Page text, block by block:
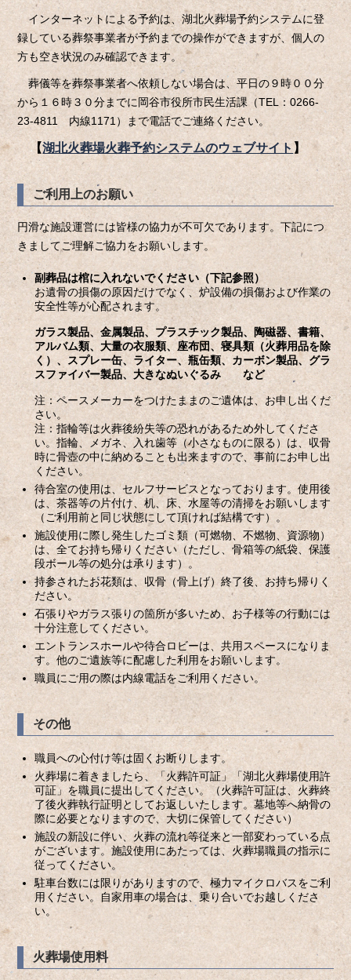
インターネットによる予約は、湖北火葬場予約システムに登
録している葬祭事業者が予約までの操作ができますが、個人の
方も空き状況のみ確認できます。
葬儀等を葬祭事業者へ依頼しない場合は、平日の９時００分
から１６時３０分までに岡谷市役所市民生活課（TEL：0266-
23-4811 内線1171）まで電話でご連絡ください。
【湖北火葬場火葬予約システムのウェブサイト】
ご利用上のお願い
円滑な施設運営には皆様の協力が不可欠であります。下記につ
きましてご理解ご協力をお願いします。
副葬品は棺に入れないでください（下記参照）
お遺骨の損傷の原因だけでなく、炉設備の損傷および作業の
安全性等が心配されます。
ガラス製品、金属製品、プラスチック製品、陶磁器、書籍、
アルバム類、大量の衣服類、座布団、寝具類（火葬用品を除
く）、スプレー缶、ライター、瓶缶類、カーボン製品、グラ
スファイバー製品、大きなぬいぐるみ など
注：ペースメーカーをつけたままのご遺体は、お申し出くだ
さい。
注：指輪等は火葬後紛失等の恐れがあるため外してくださ
い。指輪、メガネ、入れ歯等（小さなものに限る）は、収骨
時に骨壺の中に納めることも出来ますので、事前にお申し出
ください。
待合室の使用は、セルフサービスとなっております。使用後
は、茶器等の片付け、机、床、水屋等の清掃をお願いします
（ご利用前と同じ状態にして頂ければ結構です）。
施設使用に際し発生したゴミ類（可燃物、不燃物、資源物）
は、全てお持ち帰りください（ただし、骨箱等の紙袋、保護
段ボール等の処分は承ります）。
持参されたお花類は、収骨（骨上げ）終了後、お持ち帰りく
ださい。
石張りやガラス張りの箇所が多いため、お子様等の行動には
十分注意してください。
エントランスホールや待合ロビーは、共用スペースになりま
す。他のご遺族等に配慮した利用をお願いします。
職員にご用の際は内線電話をご利用ください。
その他
職員への心付け等は固くお断りします。
火葬場に着きましたら、「火葬許可証」「湖北火葬場使用許
可証」を職員に提出してください。（火葬許可証は、火葬終
了後火葬執行証明としてお返しいたします。墓地等へ納骨の
際に必要となりますので、大切に保管してください）
施設の新設に伴い、火葬の流れ等従来と一部変わっている点
がございます。施設使用にあたっては、火葬場職員の指示に
従ってください。
駐車台数には限りがありますので、極力マイクロバスをご利
用ください。自家用車の場合は、乗り合いでお越しくださ
い。
火葬場使用料